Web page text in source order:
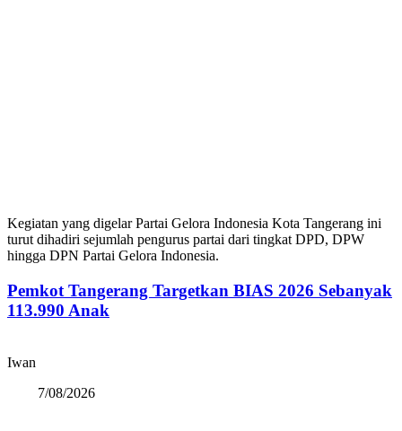
Kegiatan yang digelar Partai Gelora Indonesia Kota Tangerang ini
turut dihadiri sejumlah pengurus partai dari tingkat DPD, DPW
hingga DPN Partai Gelora Indonesia.
Pemkot Tangerang Targetkan BIAS 2026 Sebanyak
113.990 Anak
Iwan
7/08/2026